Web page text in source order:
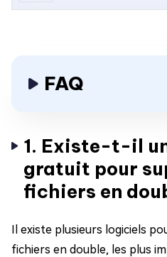
FAQ
1. Existe-t-il
gratuit pour
fichiers en
Il existe plusieurs logiciels
fichiers en double, les plus